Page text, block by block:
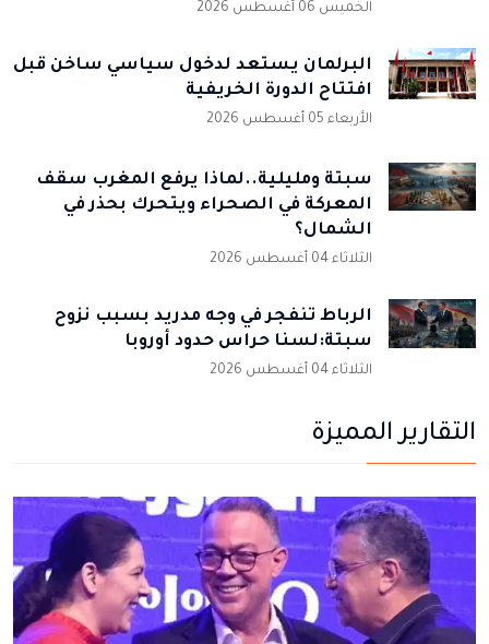
الخميس 06 أغسطس 2026
البرلمان يستعد لدخول سياسي ساخن قبل
افتتاح الدورة الخريفية
الأربعاء 05 أغسطس 2026
سبتة ومليلية..لماذا يرفع المغرب سقف
المعركة في الصحراء ويتحرك بحذر في
الشمال؟
الثلاثاء 04 أغسطس 2026
الرباط تنفجر في وجه مدريد بسبب نزوح
سبتة:لسنا حراس حدود أوروبا
الثلاثاء 04 أغسطس 2026
التقارير المميزة